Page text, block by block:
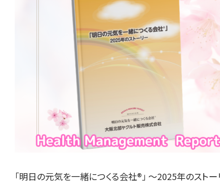
「明日の元気を一緒につくる会社®」 〜2025年のスト